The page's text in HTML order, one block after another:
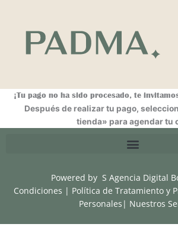
contenido
¡Tu pago no ha sido procesado, te
Después de realizar tu pago,
tienda» para agendar tu
Powered by S Agencia Digital
Condiciones | Política de Tratamiento y
Personales | Nuestros